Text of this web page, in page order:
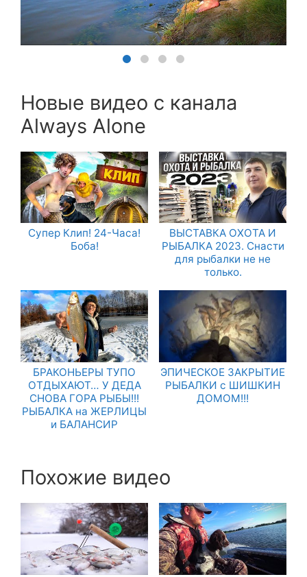
Новые видео с канала
Always Alone
Супер Клип! 24-Часа!
Боба!
ВЫСТАВКА ОХОТА И
РЫБАЛКА 2023. Снасти
для рыбалки не не
только.
БРАКОНЬЕРЫ ТУПО
ОТДЫХАЮТ… У ДЕДА
СНОВА ГОРА РЫБЫ!!!
РЫБАЛКА на ЖЕРЛИЦЫ
и БАЛАНСИР
ЭПИЧЕСКОЕ ЗАКРЫТИЕ
РЫБАЛКИ с ШИШКИН
ДОМОМ!!!
Похожие видео